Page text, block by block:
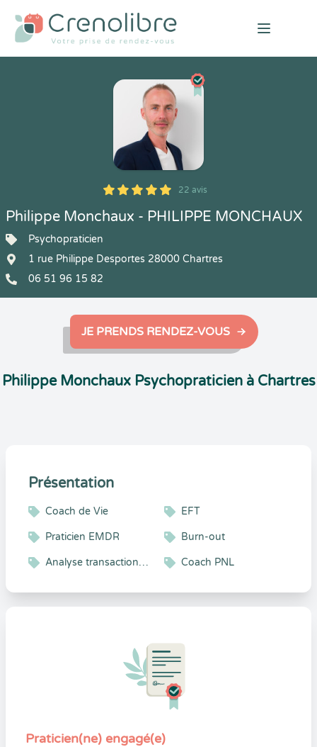
Open
5
1
5
22 22 avis
Philippe Monchaux - PHILIPPE MONCHAUX
Psychopraticien
1 rue Philippe Desportes 28000 Chartres
06 51 96 15 82
JE PRENDS RENDEZ-VOUS
Philippe Monchaux Psychopraticien à Chartres
Présentation
Coach de Vie EFT
Praticien EMDR Burn-out
Analyse transactionnelle Coach PNL
Praticien(ne) engagé(e)